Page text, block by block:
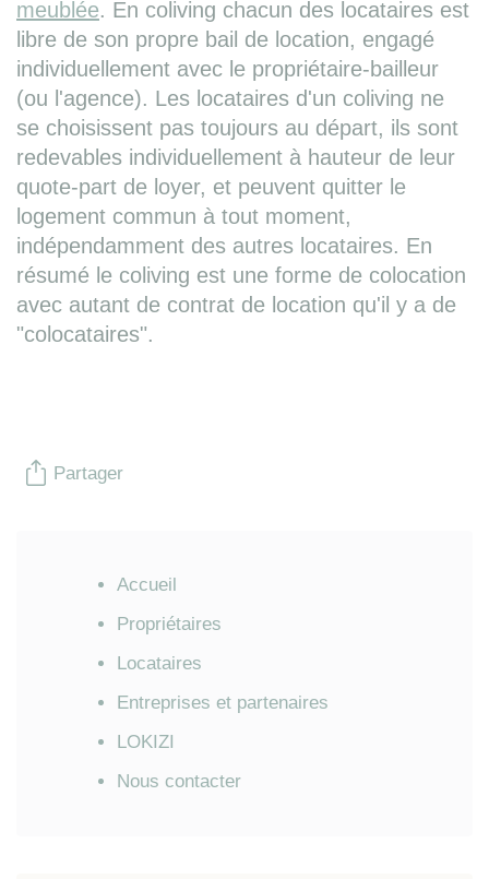
meublée. En coliving chacun des locataires est
libre de son propre bail de location, engagé
individuellement avec le propriétaire-bailleur
(ou l'agence). Les locataires d'un coliving ne
se choisissent pas toujours au départ, ils sont
redevables individuellement à hauteur de leur
quote-part de loyer, et peuvent quitter le
logement commun à tout moment,
indépendamment des autres locataires. En
résumé le coliving est une forme de colocation
avec autant de contrat de location qu'il y a de
"colocataires".
Partager
Accueil
Propriétaires
Locataires
Entreprises et partenaires
LOKIZI
Nous contacter